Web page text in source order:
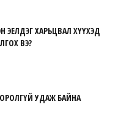
ЭЕЛДЭГ ХАРЬЦВАЛ ХҮҮХЭД
ВЭ?
УДАЖ БАЙНА